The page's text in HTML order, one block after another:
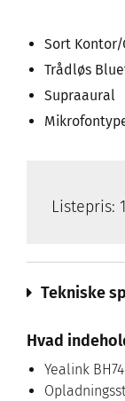
Sort
Trådløs
Supraaural
Listepris:
Tekniske
Hvad
Yealink